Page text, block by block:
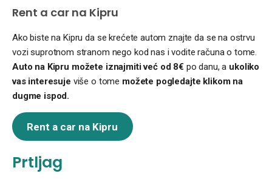
Rent a car na Kipru
Ako biste na Kipru da se krećete autom znajte da se na ostrvu
vozi suprotnom stranom nego kod nas i vodite računa o tome.
Auto na Kipru možete iznajmiti već od 8€ po danu, a ukoliko
vas interesuje više o tome možete pogledajte klikom na
dugme ispod.
Rent a car na Kipru
Prtljag